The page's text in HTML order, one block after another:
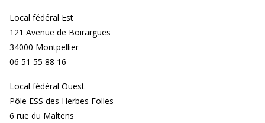
Local fédéral Est
121 Avenue de Boirargues
34000 Montpellier
06 51 55 88 16
Local fédéral Ouest
Pôle ESS des Herbes Folles
6 rue du Maltens